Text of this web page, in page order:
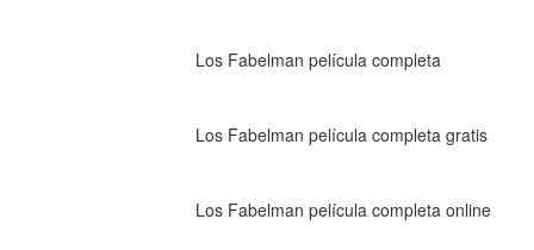
Los Fabelman película completa
Los Fabelman película completa gratis
Los Fabelman película completa online